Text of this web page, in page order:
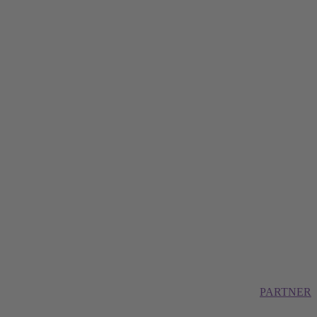
PARTNER